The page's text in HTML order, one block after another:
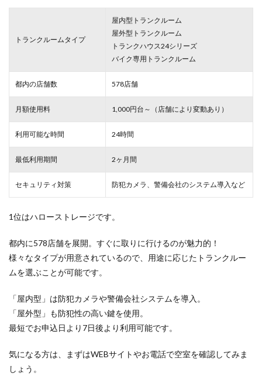
トランクルームタイプ
屋内型トランクルーム
屋外型トランクルーム
トランクハウス24シリーズ
バイク専用トランクルーム
都内の店舗数 578店舗
月額使用料 1,000円台～（店舗により変動あり）
利用可能な時間 24時間
最低利用期間 2ヶ月間
セキュリティ対策 防犯カメラ、警備会社のシステム導入など
1位はハローストレージです。
都内に578店舗を展開。すぐに取りに行けるのが魅力的！
様々なタイプが用意されているので、用途に応じたトランクルー
ムを選ぶことが可能です。
「屋内型」は防犯カメラや警備会社システムを導入。
「屋外型」も防犯性の高い鍵を使用。
最短でお申込日より7日後より利用可能です。
気になる方は、まずはWEBサイトやお電話で空室を確認してみま
しょう。